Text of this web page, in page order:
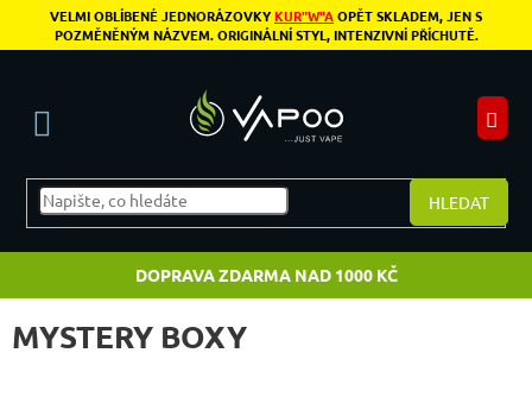
Přejít na obsah
VELMI OBLÍBENÉ JEDNORÁZOVKYKUR"W"AOPĚT SKLADEM, JEN S
POZMĚNĚNÝM NÁZVEM. ORIGINÁLNÍ STYL, INTENZIVNÍ PŘÍCHUTĚ.
HLEDAT
DOPRAVA ZDARMA NAD 1000 KČ
MYSTERY BOXY